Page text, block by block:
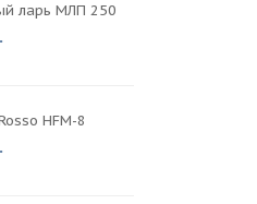
ларь МЛП 250
HFM-8